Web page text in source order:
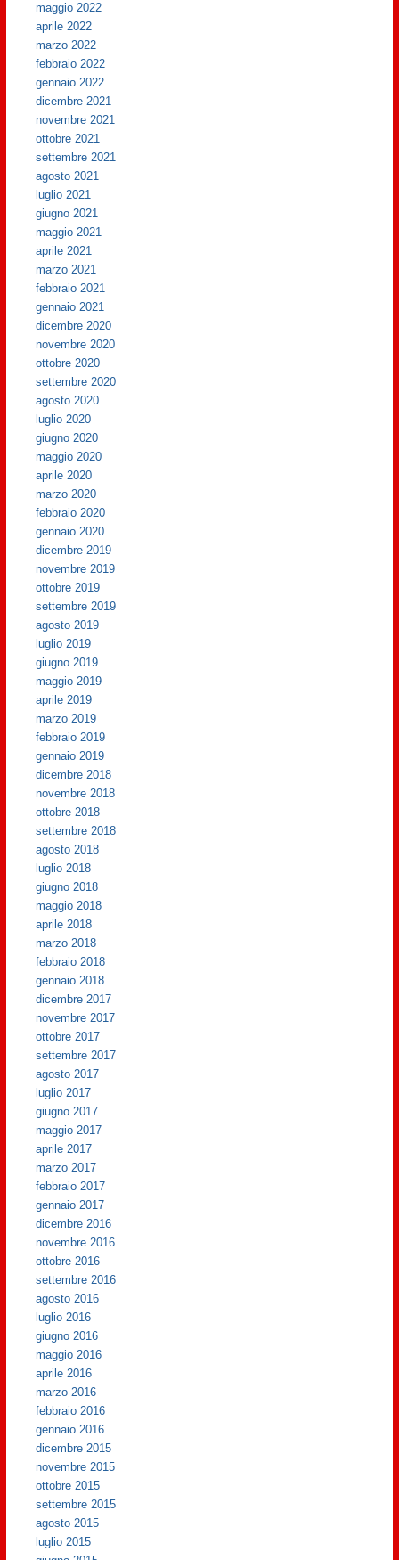
maggio 2022
aprile 2022
marzo 2022
febbraio 2022
gennaio 2022
dicembre 2021
novembre 2021
ottobre 2021
settembre 2021
agosto 2021
luglio 2021
giugno 2021
maggio 2021
aprile 2021
marzo 2021
febbraio 2021
gennaio 2021
dicembre 2020
novembre 2020
ottobre 2020
settembre 2020
agosto 2020
luglio 2020
giugno 2020
maggio 2020
aprile 2020
marzo 2020
febbraio 2020
gennaio 2020
dicembre 2019
novembre 2019
ottobre 2019
settembre 2019
agosto 2019
luglio 2019
giugno 2019
maggio 2019
aprile 2019
marzo 2019
febbraio 2019
gennaio 2019
dicembre 2018
novembre 2018
ottobre 2018
settembre 2018
agosto 2018
luglio 2018
giugno 2018
maggio 2018
aprile 2018
marzo 2018
febbraio 2018
gennaio 2018
dicembre 2017
novembre 2017
ottobre 2017
settembre 2017
agosto 2017
luglio 2017
giugno 2017
maggio 2017
aprile 2017
marzo 2017
febbraio 2017
gennaio 2017
dicembre 2016
novembre 2016
ottobre 2016
settembre 2016
agosto 2016
luglio 2016
giugno 2016
maggio 2016
aprile 2016
marzo 2016
febbraio 2016
gennaio 2016
dicembre 2015
novembre 2015
ottobre 2015
settembre 2015
agosto 2015
luglio 2015